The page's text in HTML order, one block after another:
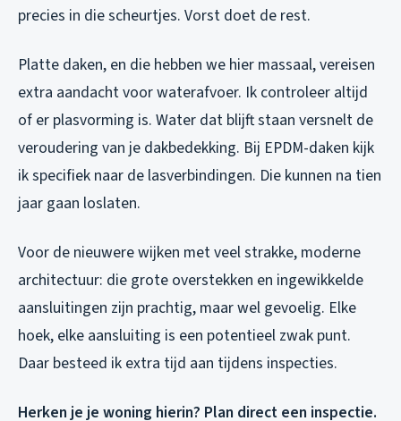
precies in die scheurtjes. Vorst doet de rest.
Platte daken, en die hebben we hier massaal, vereisen
extra aandacht voor waterafvoer. Ik controleer altijd
of er plasvorming is. Water dat blijft staan versnelt de
veroudering van je dakbedekking. Bij EPDM-daken kijk
ik specifiek naar de lasverbindingen. Die kunnen na tien
jaar gaan loslaten.
Voor de nieuwere wijken met veel strakke, moderne
architectuur: die grote overstekken en ingewikkelde
aansluitingen zijn prachtig, maar wel gevoelig. Elke
hoek, elke aansluiting is een potentieel zwak punt.
Daar besteed ik extra tijd aan tijdens inspecties.
Herken je je woning hierin? Plan direct een inspectie.